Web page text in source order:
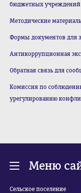
бюджетных учреждений
Методические
Формы документов для
Антикоррупционная
Обратная связь для
Комиссия по
урегулированию
Меню
Сельское поселение